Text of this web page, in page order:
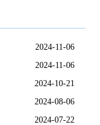
2024-11-06
2024-11-06
2024-10-21
2024-08-06
2024-07-22